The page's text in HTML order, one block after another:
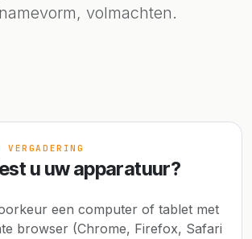
volmachten.
VERGADERING
u uw apparatuur?
een computer of tablet met
browser (Chrome, Firefox, Safari